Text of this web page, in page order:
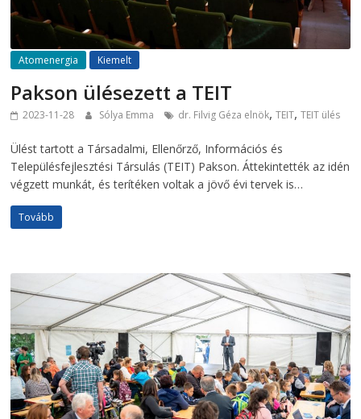
Atomenergia Kiemelt
Pakson ülésezett a TEIT
2023-11-28 Sólya Emma dr. Filvig Géza elnök,TEIT,TEIT ülés
Ülést tartott a Társadalmi, Ellenőrző, Információs és
Településfejlesztési Társulás (TEIT) Pakson. Áttekintették az idén
végzett munkát, és terítéken voltak a jövő évi tervek is…
Tovább